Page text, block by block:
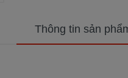
Thông tin sản